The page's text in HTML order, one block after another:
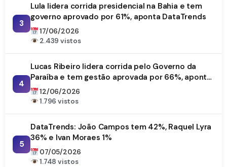
3
Lula lidera corrida presidencial na Bahia e tem
governo aprovado por 61%, aponta DataTrends
17/06/2026
2.439 vistos
4
Lucas Ribeiro lidera corrida pelo Governo da
Paraíba e tem gestão aprovada por 66%, aponta
DataTrends
12/06/2026
1.796 vistos
5
DataTrends: João Campos tem 42%, Raquel Lyra
36% e Ivan Moraes 1%
07/05/2026
1.748 vistos